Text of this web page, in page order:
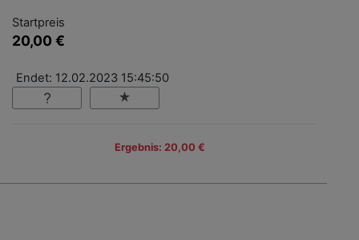
Startpreis
20,00 €
Endet: 12.02.2023 15:45:50
Ergebnis: 20,00 €